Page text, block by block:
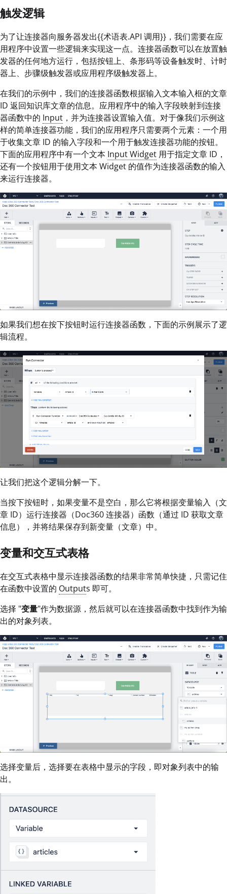
触发逻辑
为了让连接器向服务器发出{{术语表.API 调用}}，我们需要在应
用程序中设置一些逻辑来实现这一点。连接器函数可以在放置触
发器的任何地方运行，包括按钮上、条形码等设备触发时、计时
器上、步骤级触发器或应用程序级触发器上。
在我们的示例中，我们的连接器函数根据输入文本输入框的文章
ID 返回知识库文章的信息。应用程序中的输入字段映射到连接
器函数中的 Input ，并为连接器设置输入值。对于像我们示例这
样的简单连接器功能，我们的应用程序只需要两个元素：一个用
于收集文章 ID 的输入字段和一个用于触发连接器功能的按钮。
下面的应用程序中有一个文本 Input Widget 用于指定文章 ID，
还有一个按钮用于使用文本 Widget 的值作为连接器函数的输入
来运行连接器。
如果我们想在按下按钮时运行连接器函数，下面的示例展示了逻
辑流程。
让我们把这个逻辑分解一下。
当按下按钮时，如果变量不是空白，那么它将根据变量输入（文
章 ID）运行连接器（Doc360 连接器）函数（通过 ID 获取文章
信息），并将结果保存到新变量（文章）中。
变量和交互式表格
在交互式表格中显示连接器函数的结果非常简单快捷，只需记住
在函数中设置的 Outputs 即可。
选择 "变量"作为数据源，然后就可以在连接器函数中找到作为输
出的对象列表。
选择变量后，选择要在表格中显示的字段，即对象列表中的输
出。